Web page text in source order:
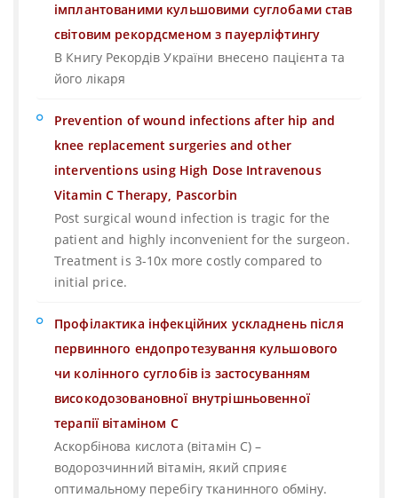
імплантованими кульшовими суглобами став
світовим рекордсменом з пауерліфтингу
В Книгу Рекордів України внесено пацієнта та
його лікаря
Prevention of wound infections after hip and
knee replacement surgeries and other
interventions using High Dose Intravenous
Vitamin C Therapy, Pascorbin
Post surgical wound infection is tragic for the
patient and highly inconvenient for the surgeon.
Treatment is 3-10x more costly compared to
initial price.
Профілактика інфекційних ускладнень після
первинного ендопротезування кульшового
чи колінного суглобів із застосуванням
високодозовановної внутрішньовенної
терапії вітаміном С
Аскорбінова кислота (вітамін С) –
водорозчинний вітамін, який сприяє
оптимальному перебігу тканинного обміну.